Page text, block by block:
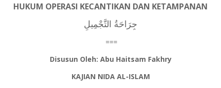
HUKUM OPERASI KECANTIKAN DAN KETAMPANAN
جِرَاحَةُ التَّجْمِيلِ
===
Disusun Oleh: Abu Haitsam Fakhry
KAJIAN NIDA AL-ISLAM